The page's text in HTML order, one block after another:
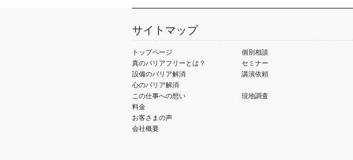
サイトマップ
トップページ
真のバリアフリーとは？
設備のバリア解消
心のバリア解消
この仕事への想い
料金
お客さまの声
会社概要
個別相談
セミナー
講演依頼
現地調査